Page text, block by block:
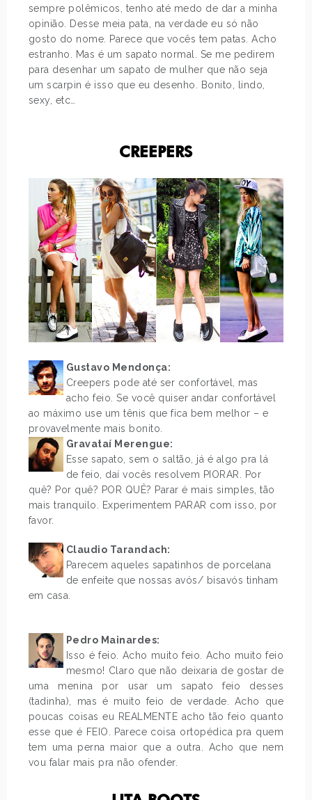
sempre polêmicos, tenho até medo de dar a minha
opinião. Desse meia pata, na verdade eu só não
gosto do nome. Parece que vocês tem patas. Acho
estranho. Mas é um sapato normal. Se me pedirem
para desenhar um sapato de mulher que não seja
um scarpin é isso que eu desenho. Bonito, lindo,
sexy, etc…
CREEPERS
Gustavo Mendonça:
Creepers pode até ser confortável, mas
acho feio. Se você quiser andar confortável
ao máximo use um tênis que fica bem melhor – e
provavelmente mais bonito.
Gravataí Merengue:
Esse sapato, sem o saltão, já é algo pra lá
de feio, daí vocês resolvem PIORAR. Por
quê? Por quê? POR QUÊ? Parar é mais simples, tão
mais tranquilo. Experimentem PARAR com isso, por
favor.
Claudio Tarandach:
Parecem aqueles sapatinhos de porcelana
de enfeite que nossas avós/ bisavós tinham
em casa.
Pedro Mainardes:
Isso é feio. Acho muito feio. Acho muito feio
mesmo! Claro que não deixaria de gostar de
uma menina por usar um sapato feio desses
(tadinha), mas é muito feio de verdade. Acho que
poucas coisas eu REALMENTE acho tão feio quanto
esse que é FEIO. Parece coisa ortopédica pra quem
tem uma perna maior que a outra. Acho que nem
vou falar mais pra não ofender.